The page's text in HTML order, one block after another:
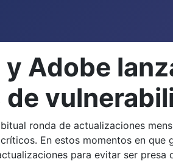
Adobe
ronda de actualizaciones
En estos momentos en
para evitar ser presa